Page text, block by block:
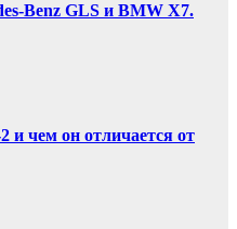
Benz GLS и BMW X7.
и чем он отличается от